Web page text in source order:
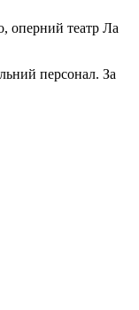
оперний театр Ла
персонал. За